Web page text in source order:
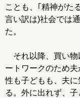
ことも、｢精神がた
言い訳は)社会では
た。
それ以降、買い物
ートワークのため
性も子どもも、夫
る。外に出れず、